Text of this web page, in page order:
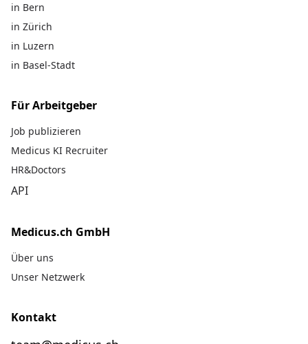
in Bern
in Zürich
in Luzern
in Basel-Stadt
Für Arbeitgeber
Job publizieren
Medicus KI Recruiter
HR&Doctors
API
Medicus.ch GmbH
Über uns
Unser Netzwerk
Kontakt